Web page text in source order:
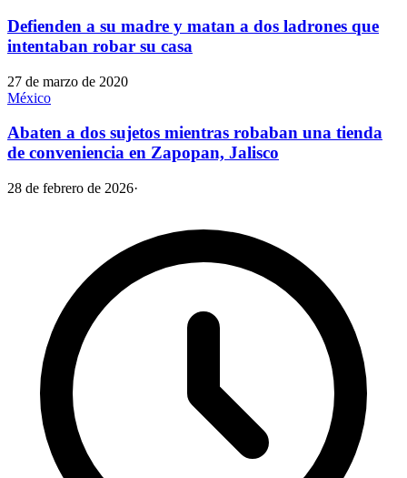
Defienden a su madre y matan a dos ladrones que
intentaban robar su casa
27 de marzo de 2020
México
Abaten a dos sujetos mientras robaban una tienda
de conveniencia en Zapopan, Jalisco
28 de febrero de 2026·